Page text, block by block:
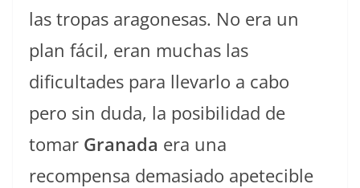
las tropas aragonesas. No era un
plan fácil, eran muchas las
dificultades para llevarlo a cabo
pero sin duda, la posibilidad de
tomar Granada era una
recompensa demasiado apetecible